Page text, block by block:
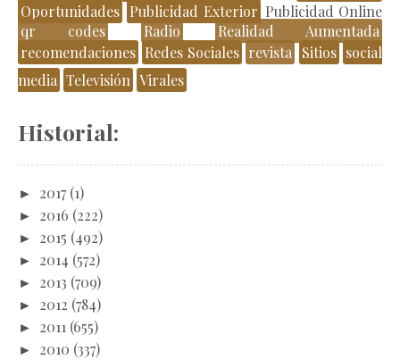
Oportunidades Publicidad Exterior Publicidad Online
qr codes
Radio
Realidad Aumentada
recomendaciones Redes Sociales revista Sitios social
media Televisión Virales
Historial:
► 2017(1)
► 2016 (222)
► 2015 (492)
► 2014 (572)
► 2013 (709)
► 2012 (784)
► 2011 (655)
► 2010 (337)